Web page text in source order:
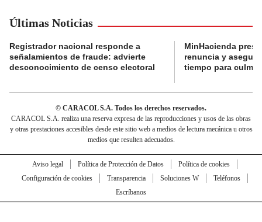
Últimas Noticias
Registrador nacional responde a
señalamientos de fraude: advierte
desconocimiento de censo electoral
MinHacienda
renuncia y
tiempo para
© CARACOL S.A. Todos los derechos reservados.
CARACOL S.A. realiza una reserva expresa de las reproducciones y usos de las obras
y otras prestaciones accesibles desde este sitio web a medios de lectura mecánica u otros
medios que resulten adecuados.
Aviso legal Política de Protección de Datos
Política de cookies
Configuración de cookies
Transparencia Soluciones W
Teléfonos
Escríbanos